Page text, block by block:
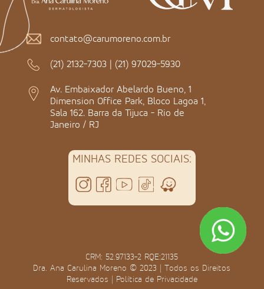
contato@carumoreno.com.br
(21) 2132-7303 | (21) 97029-5930
Av. Embaixador Abelardo Bueno, 1
Dimension Office Park, Bloco Lagoa 1,
Sala 162. Barra da Tijuca - Rio de
Janeiro / RJ
MINHAS REDES SOCIAIS:
CRM: 52.97133-2 RQE:21135
Dra. Ana Carulina Moreno © 2023 | Todos os Direitos
Reservados | Política de Privacidade